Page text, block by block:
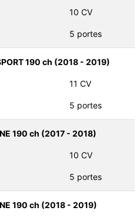
10 CV
5 portes
190 ch (2018 - 2019)
11 CV
5 portes
190 ch (2017 - 2018)
10 CV
5 portes
190 ch (2018 - 2019)